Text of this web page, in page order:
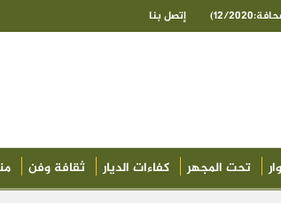
2020) إتصل بنا
تحت المجهر كفاءات الديار ثقافة وفن